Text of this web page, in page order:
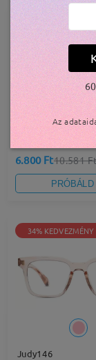
36% KEDVEZMÉNY
Grace001
6.800 Ft10.581
PRÓBÁLD
34% KEDVEZMÉNY
Judy146
Az